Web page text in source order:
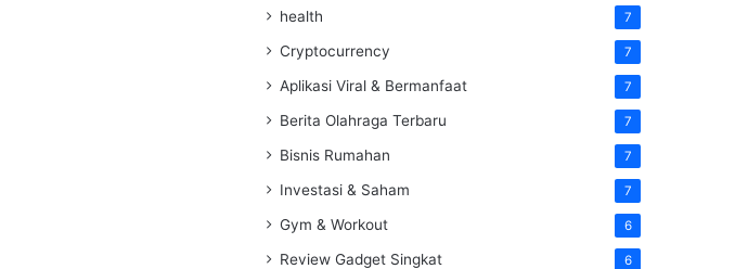
health 7
Cryptocurrency 7
Aplikasi Viral & Bermanfaat 7
Berita Olahraga Terbaru 7
Bisnis Rumahan 7
Investasi & Saham 7
Gym & Workout 6
Review Gadget Singkat 6